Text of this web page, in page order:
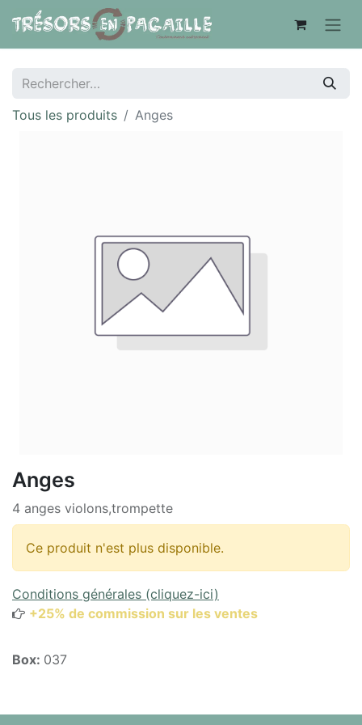
Tous les produits Anges
Anges
4 anges violons,trompette
Ce produit n'est plus disponible.
Conditions générales (cliquez-ici)
+25% de commission sur les ventes
Box: 037